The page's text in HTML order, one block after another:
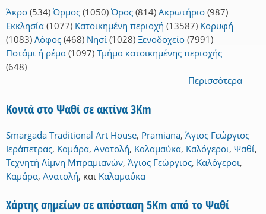
Άκρο (534) Όρμος (1050) Όρος (814) Ακρωτήριο (987)
Εκκλησία (1077) Κατοικημένη περιοχή (13587) Κορυφή
(1083) Λόφος (468) Νησί (1028) Ξενοδοχείο (7991)
Ποτάμι ή ρέμα (1097) Τμήμα κατοικημένης περιοχής
(648)
Περισσότερα
Κοντά στο Ψαθί σε ακτίνα 3Km
Smargada Traditional Art House, Pramiana, Άγιος Γεώργιος
Ιεράπετρας, Καμάρα, Ανατολή, Καλαμαύκα, Καλόγεροι, Ψαθί,
Τεχνητή Λίμνη Μπραμιανών, Άγιος Γεώργιος, Καλόγεροι,
Καμάρα, Ανατολή, και Καλαμαύκα
Χάρτης σημείων σε απόσταση 5Km από το Ψαθί